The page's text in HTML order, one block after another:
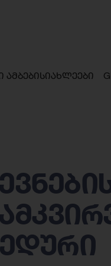
ამბებისიახლეები